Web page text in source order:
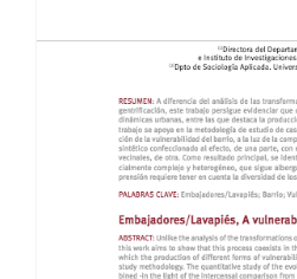
¿un